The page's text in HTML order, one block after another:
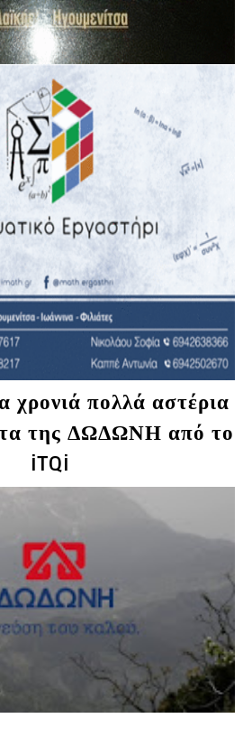
χρονιά πολλά αστέρια
της ΔΩΔΩΝΗ από το
iTQi